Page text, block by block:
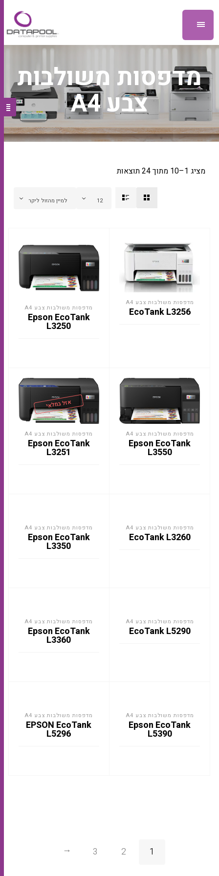
מדפסות משולבות
צבע A4
מציג 1–10 מתוך 24 תוצאות
12 למיין מהזול ליקר
מדפסות משולבות צבע A4
Epson EcoTank
L3250
מדפסות משולבות צבע A4
EcoTank L3256
אזל במלאי
מדפסות משולבות צבע A4
Epson EcoTank
L3251
מדפסות משולבות צבע A4
Epson EcoTank
L3550
מדפסות משולבות צבע A4
Epson EcoTank
L3350
מדפסות משולבות צבע A4
EcoTank L3260
מדפסות משולבות צבע A4
Epson EcoTank
L3360
מדפסות משולבות צבע A4
EcoTank L5290
מדפסות משולבות צבע A4
EPSON EcoTank
L5296
מדפסות משולבות צבע A4
Epson EcoTank
L5390
1
2
3
←